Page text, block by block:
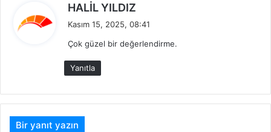
HALİL YILDIZ
i
Kasım 15, 2025, 08:41
Çok güzel bir değerlendirme.
Yanıtla
Bir yanıt yazın